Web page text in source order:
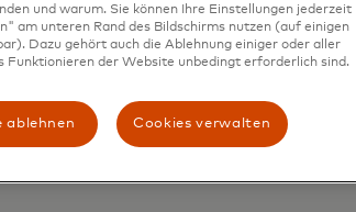
und warum. Sie können Ihre Einstellungen jederzeit
am unteren Rand des Bildschirms nutzen (auf einigen
Dazu gehört auch die Ablehnung einiger oder aller
Funktionieren der Website unbedingt erforderlich sind.
ablehnen Cookies verwalten